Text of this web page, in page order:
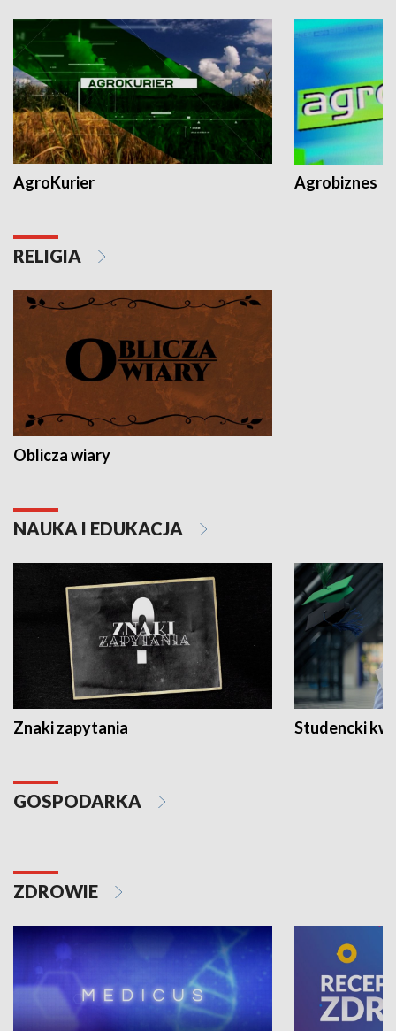
AgroKurier Agrobiznes
RELIGIA
Oblicza wiary
NAUKA I EDUKACJA
Znaki zapytania Studencki
GOSPODARKA
ZDROWIE